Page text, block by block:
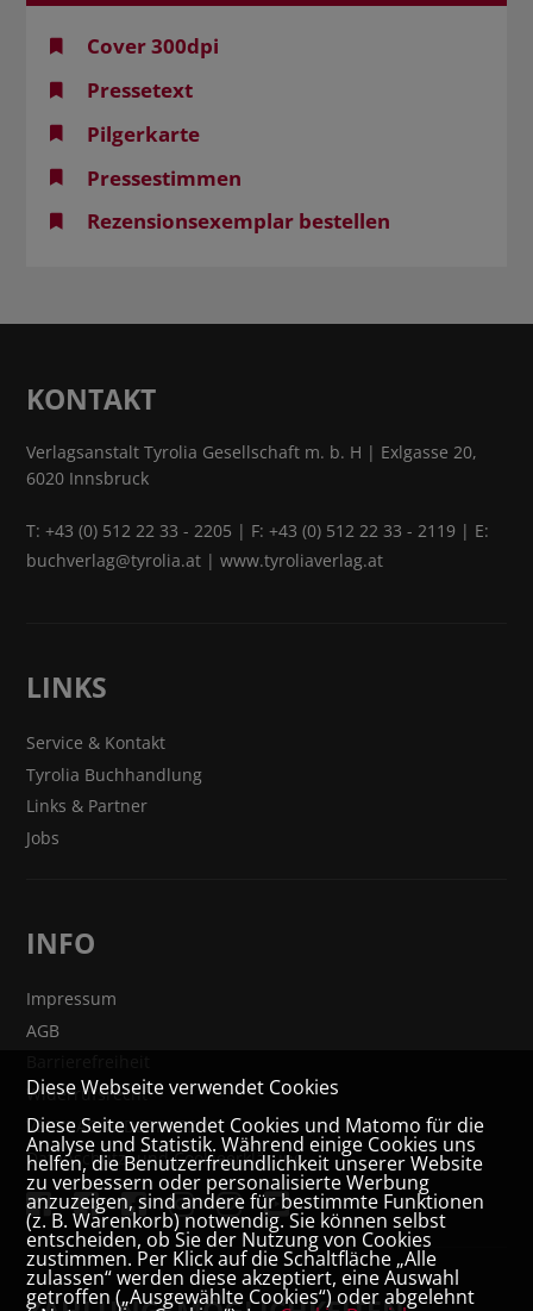
Cover 300dpi
Pressetext
Pilgerkarte
Pressestimmen
Rezensionsexemplar bestellen
KONTAKT
Verlagsanstalt Tyrolia Gesellschaft m. b. H | Exlgasse 20,
6020 Innsbruck
T:+43 (0) 512 22 33 - 2205 | F: +43 (0) 512 22 33 - 2119 | E:
buchverlag@tyrolia.at |www.tyroliaverlag.at
LINKS
Service & Kontakt
Tyrolia Buchhandlung
Links & Partner
Jobs
INFO
Impressum
AGB
Widerrufsrecht
VERTRAG WIDERRUFEN
Datenschutz- und Cookieerklärung
Diese Webseite verwendet Cookies
Diese Seite verwendet Cookies und Matomo für die
Analyse und Statistik. Während einige Cookies uns
helfen, die Benutzerfreundlichkeit unserer Website
zu verbessern oder personalisierte Werbung
anzuzeigen, sind andere für bestimmte Funktionen
(z. B. Warenkorb) notwendig. Sie können selbst
entscheiden, ob Sie der Nutzung von Cookies
zustimmen. Per Klick auf die Schaltfläche „Alle
zulassen“ werden diese akzeptiert, eine Auswahl
getroffen („Ausgewählte Cookies“) oder abgelehnt